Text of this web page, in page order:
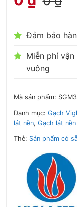
Đảm bảo
Miễn phí
vuông
Mã sản phẩm:
Danh mục: Gạch
lát nền, Gạch lát
Thẻ: Sản phẩm có